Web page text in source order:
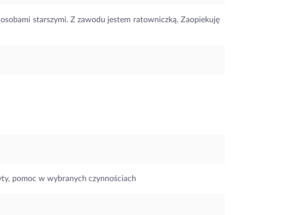
starszymi. Z zawodu jestem ratowniczką. Zaopiekuję
pomoc w wybranych czynnościach